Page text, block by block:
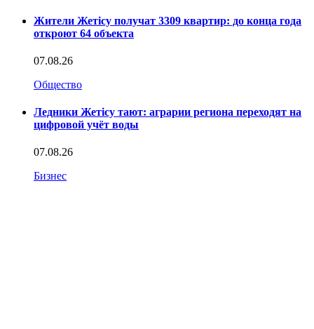
Жители Жетісу получат 3309 квартир: до конца года
откроют 64 объекта
07.08.26
Общество
Ледники Жетісу тают: аграрии региона переходят на
цифровой учёт воды
07.08.26
Бизнес